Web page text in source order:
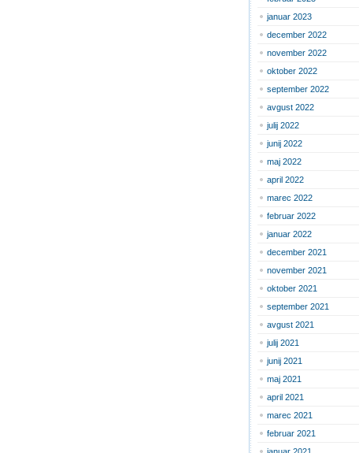
januar 2023
december 2022
november 2022
oktober 2022
september 2022
avgust 2022
julij 2022
junij 2022
maj 2022
april 2022
marec 2022
februar 2022
januar 2022
december 2021
november 2021
oktober 2021
september 2021
avgust 2021
julij 2021
junij 2021
maj 2021
april 2021
marec 2021
februar 2021